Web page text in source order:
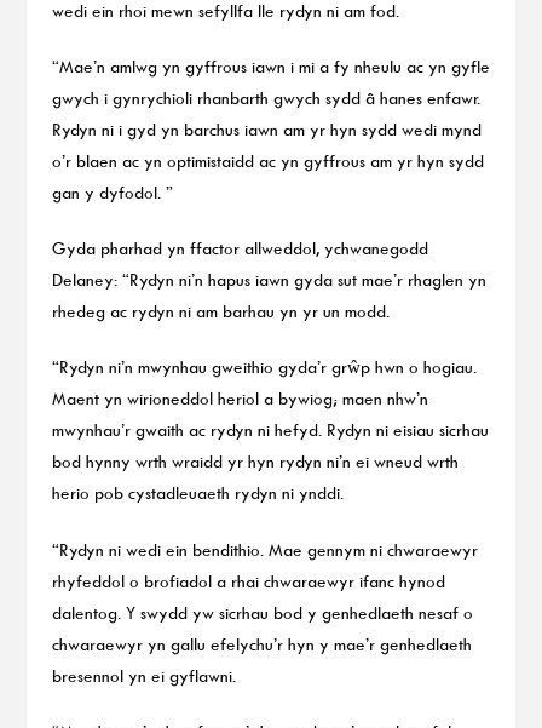
wedi ein rhoi mewn sefyllfa lle rydyn ni am fod.
“Mae’n amlwg yn gyffrous iawn i mi a fy nheulu ac yn gyfle
gwych i gynrychioli rhanbarth gwych sydd â hanes enfawr.
Rydyn ni i gyd yn barchus iawn am yr hyn sydd wedi mynd
o’r blaen ac yn optimistaidd ac yn gyffrous am yr hyn sydd
gan y dyfodol. ”
Gyda pharhad yn ffactor allweddol, ychwanegodd
Delaney: “Rydyn ni’n hapus iawn gyda sut mae’r rhaglen yn
rhedeg ac rydyn ni am barhau yn yr un modd.
“Rydyn ni’n mwynhau gweithio gyda’r grŵp hwn o hogiau.
Maent yn wirioneddol heriol a bywiog; maen nhw’n
mwynhau’r gwaith ac rydyn ni hefyd. Rydyn ni eisiau sicrhau
bod hynny wrth wraidd yr hyn rydyn ni’n ei wneud wrth
herio pob cystadleuaeth rydyn ni ynddi.
“Rydyn ni wedi ein bendithio. Mae gennym ni chwaraewyr
rhyfeddol o brofiadol a rhai chwaraewyr ifanc hynod
dalentog. Y swydd yw sicrhau bod y genhedlaeth nesaf o
chwaraewyr yn gallu efelychu’r hyn y mae’r genhedlaeth
bresennol yn ei gyflawni.